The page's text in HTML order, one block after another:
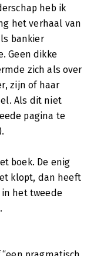
heb ik
het verhaal van
bankier
Geen dikke
zich als over
zijn of haar
Als dit niet
pagina te
boek. De enig
klopt, dan heeft
het tweede